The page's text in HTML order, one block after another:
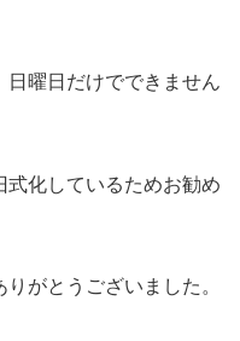
日曜日だけでできません
式化しているためお勧め
がとうございました。